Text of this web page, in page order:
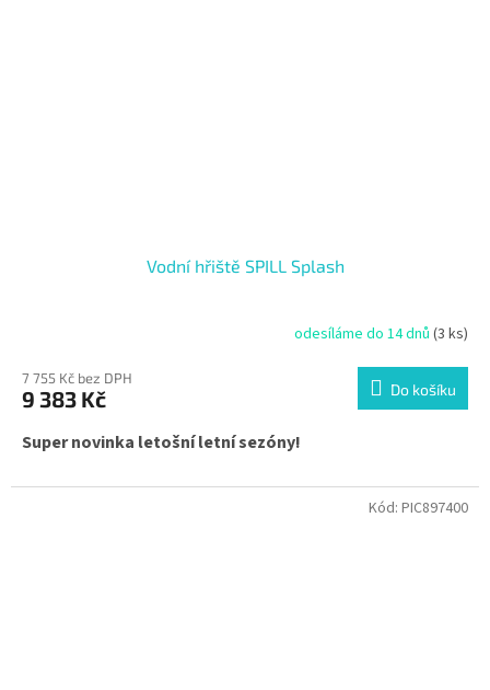
Vodní hřiště SPILL Splash
odesíláme do 14 dnů (3 ks)
7 755 Kč bez DPH
9 383 Kč Do košíku
Super novinka letošní letní sezóny!
Kód: PIC897400